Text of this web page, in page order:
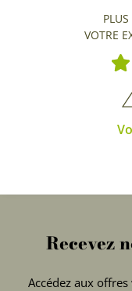
VOTRE
Recevez
Accédez aux